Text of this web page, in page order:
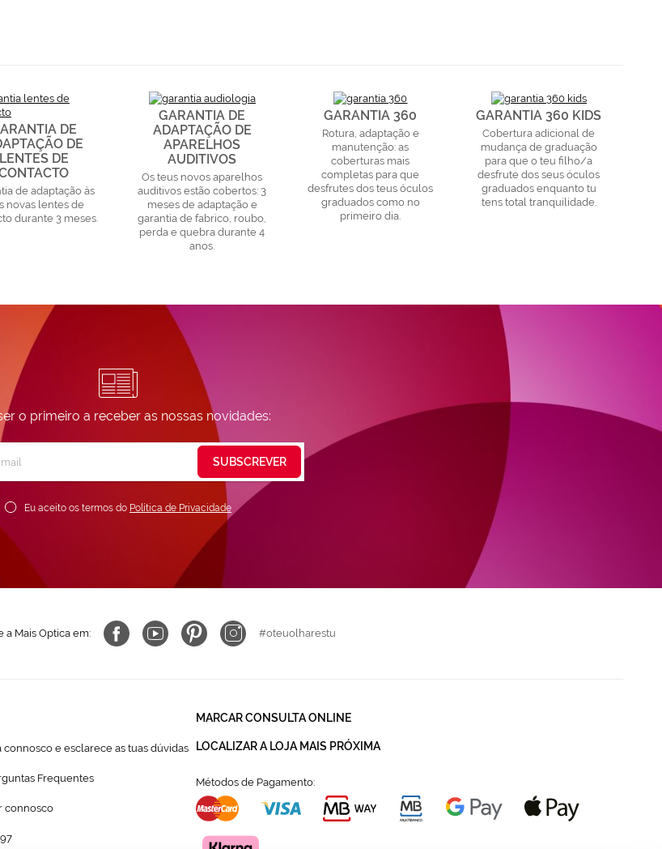
DE
DE
LENTES DE
de adaptação às
novas lentes de
durante 3 meses.
GARANTIA DE
ADAPTAÇÃO DE
APARELHOS
AUDITIVOS
Os teus novos aparelhos
auditivos estão cobertos: 3
meses de adaptação e
garantia de fabrico, roubo,
perda e quebra durante 4
anos.
GARANTIA 360
Rotura, adaptação e
manutenção: as
coberturas mais
completas para que
desfrutes dos teus óculos
graduados como no
primeiro dia.
GARANTIA 360 KIDS
Cobertura adicional de
mudança de graduação
para que o teu filho/a
desfrute dos seus óculos
graduados enquanto tu
tens total tranquilidade.
o primeiro a receber as nossas novidades:
Eu aceito os termos do Política de Privacidade
SUBSCREVER
a Mais Optica em: #oteuolharestu
Conversa connosco e esclarece as tuas dúvidas
Frequentes
connosco
MARCAR CONSULTA ONLINE
LOCALIZAR A LOJA MAIS PRÓXIMA
Métodos de Pagamento: